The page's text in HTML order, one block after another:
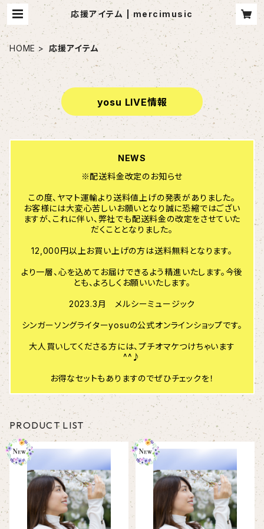
応援アイテム | mercimusic
HOME 応援アイテム
yosu LIVE情報
NEWS
※配送料金改定のお知らせ
この度、ヤマト運輸より送料値上げの発表がありました。
お客様には大変心苦しいお願いとなり誠に恐縮ではござい
ますが、これに伴い、弊社でも配送料金の改定をさせていた
だくこととなりました。
12,000円以上お買い上げの方は送料無料となります。
より一層、心を込めてお届けできるよう精進いたします。今後
とも、よろしくお願いいたします。
2023.3月 メルシーミュージック
シンガーソングライターyosuの公式オンラインショップです。
大人買いしてくださる方には、プチオマケつけちゃいます
^^♪
お得なセットもありますのでぜひチェックを！
PRODUCT LIST